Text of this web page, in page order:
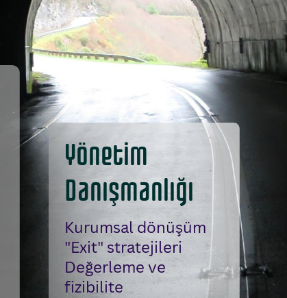
Yönetim
Danışmanlığı
Kurumsal dönüşüm
"Exit" stratejileri
Değerleme ve
fizibilite